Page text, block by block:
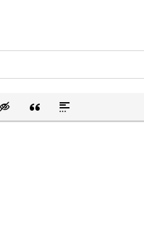
список
смайликскрытого текста
Вставка цитаты
Вставка спойлера